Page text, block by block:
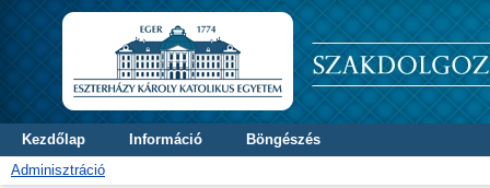
Kezdőlap Információ
Böngészés
Adminisztráció